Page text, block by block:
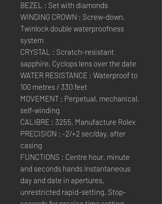
BEZEL : Set with diamonds
WINDING CROWN : Screw-down,
Twinlock double waterproofness
system
CRYSTAL : Scratch-resistant
sapphire, Cyclops lens over the date
WATER RESISTANCE : Waterproof to
100 metres / 330 feet
MOVEMENT : Perpetual, mechanical,
self-winding
CALIBRE : 3255, Manufacture Rolex
PRECISION : -2/+2 sec/day, after
casing
FUNCTIONS : Centre hour, minute
and seconds hands Instantaneous
day and date in apertures,
unrestricted rapid-setting. Stop-